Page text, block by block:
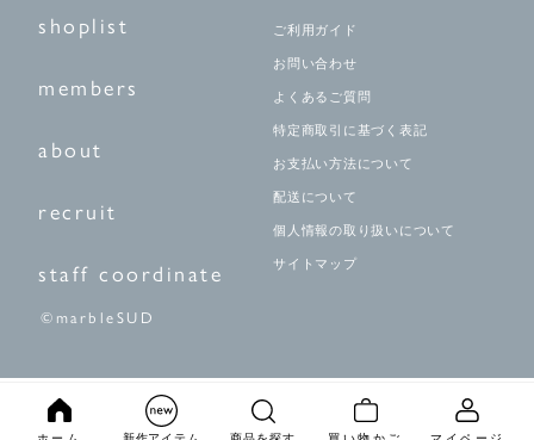
shoplist
members
about
recruit
staff coordinate
ご利用ガイド
お問い合わせ
よくあるご質問
特定商取引に基づく表記
お支払い方法について
配送について
個人情報の取り扱いについて
サイトマップ
©marbleSUD